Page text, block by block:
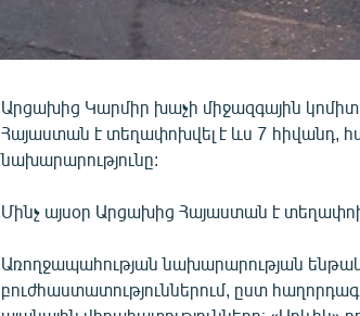
Արցախից Կարմիր խաչի միջազգային
Հայաստան է տեղափոխվել է ևս 7 հիվանդ,
նախարարությունը:
Մինչ այսօր Արցախից Հայաստան է
Առողջապահության նախարարության
բուժհաստատություններում, ըստ